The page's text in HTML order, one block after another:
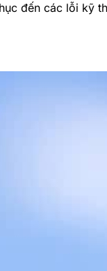
đến các lỗi kỹ